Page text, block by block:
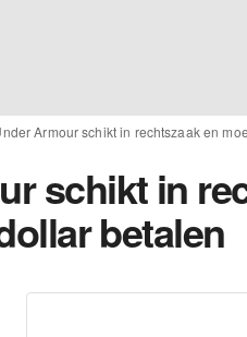
Armour schikt in rechtszaak en
schikt in
betalen